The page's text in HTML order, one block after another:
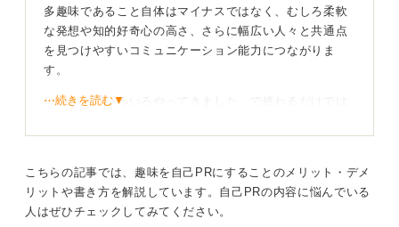
多趣味であること自体はマイナスではなく、むしろ柔軟
な発想や知的好奇心の高さ、さらに幅広い人々と共通点
を見つけやすいコミュニケーション能力につながりま
す。
しかし、「いろいろやってきました」で終わるだけでは
そ獲得できた力に焦点を当てることが大切です。
たとえば、映画や読書を通じて培った「多角的に物事を
捉える視点」や、スポーツ観戦や音楽の場で磨いた「共
感力や場を盛り上げる力」など、仕事に活かせる具体的
⋯続きを読む▼
こちらの記事では、趣味を自己PRにすることのメリット・デメ
リットや書き方を解説しています。自己PRの内容に悩んでいる
人はぜひチェックしてみてください。